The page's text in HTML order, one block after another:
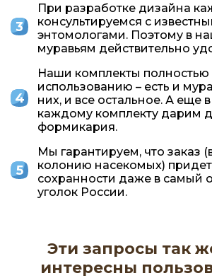
При разработке дизайна
консультируемся с
энтомологами. Поэтому в
муравьям действительно
Наши комплекты полностью
использованию – есть и
них, и все остальное. А еще
каждому комплекту дарим
формикария.
Мы гарантируем, что заказ
колонию насекомых) придет
сохранности даже в самый
уголок России.
Эти запросы так
интересны